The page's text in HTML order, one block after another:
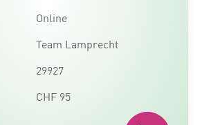
Online
Team Lamprecht
29927
CHF 95